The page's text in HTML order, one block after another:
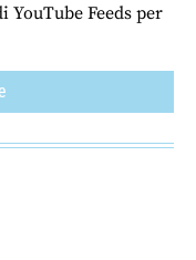
Feeds per